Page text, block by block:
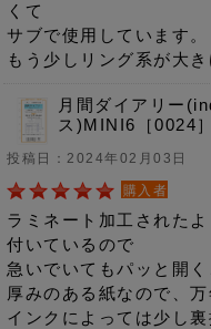
くて
サブで使用しています。
もう少しリング系が大
月間ダイアリー
ス)MINI6［0024］
投稿日：2024年02月03日
購入者
ラミネート加工された
付いているので
急いでいてもパッと開
厚みのある紙なので、
インクによっては少し